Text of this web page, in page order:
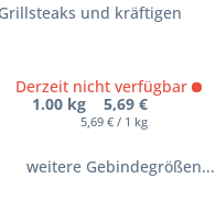
und kräftigen
Derzeit nicht verfügbar
1.00 kg 5,69 €
5,69 € / 1 kg
weitere Gebindegrößen...